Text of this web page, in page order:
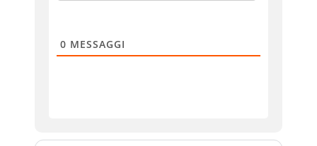
0 MESSAGGI